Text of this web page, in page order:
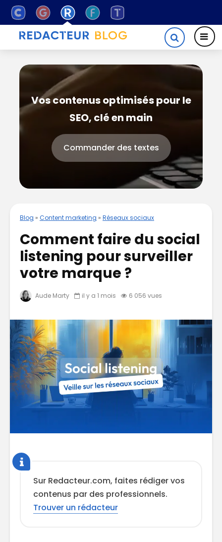
Vos contenus optimisés pour le
SEO, clé en main
Commander des textes
Blog » Content marketing » Réseaux sociaux
Comment faire du social
listening pour surveiller
votre marque ?
Aude Marty il y a 1 mois 6 056 vues
Sur Redacteur.com, faites rédiger vos
contenus par des professionnels.
Trouver un rédacteur